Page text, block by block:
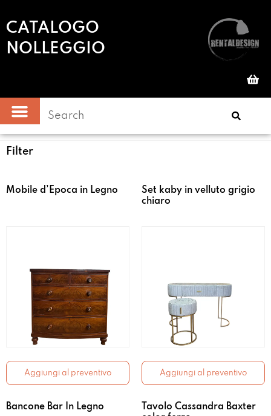
CATALOGO
NOLLEGGIO
Filter
Mobile d’Epoca in Legno
Aggiungi al preventivo
Set kaby in velluto grigio
chiaro
Aggiungi al preventivo
Bancone Bar In Legno
Tavolo Cassandra Baxter